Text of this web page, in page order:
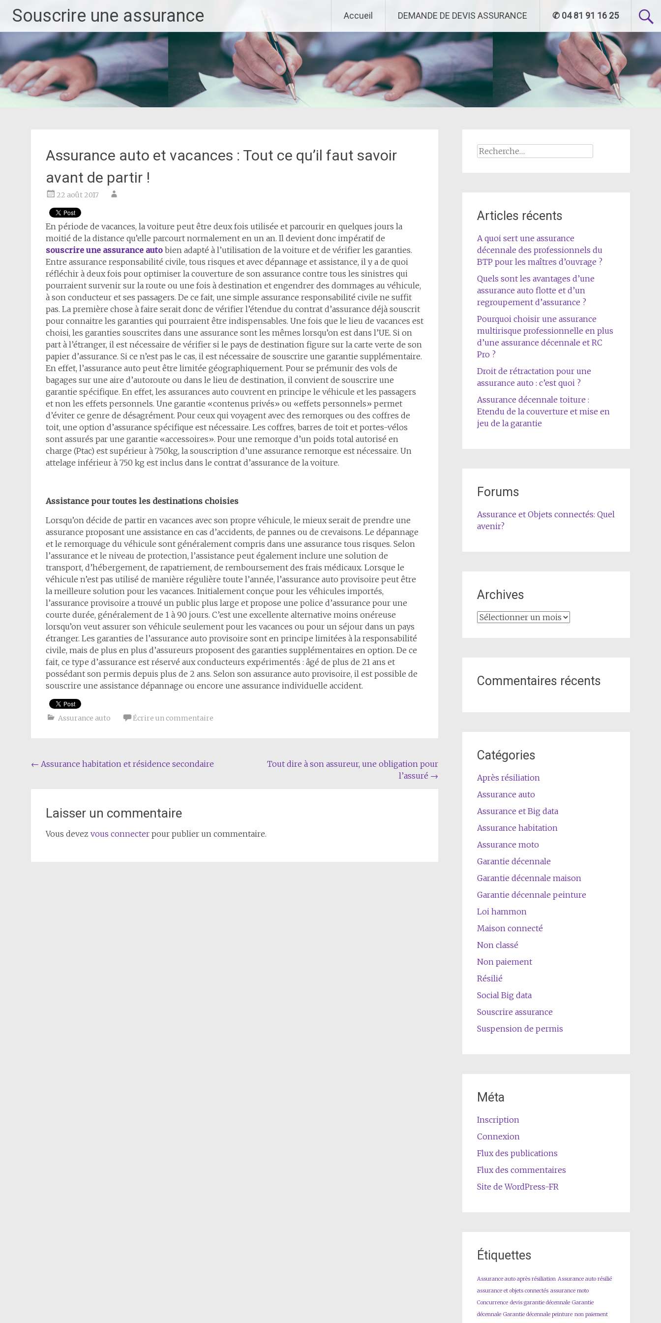
contenu
principal
Souscrire une assurance Accueil DEMANDE DE DEVIS ASSURANCE ✆ 04 81 91 16 25
Assurance auto et vacances : Tout ce qu’il faut savoir
avant de partir !
22 août 2017
En période de vacances, la voiture peut être deux fois utilisée et parcourir en quelques jours la
moitié de la distance qu’elle parcourt normalement en un an. Il devient donc impératif de
souscrire une assurance auto bien adapté à l’utilisation de la voiture et de vérifier les garanties.
Entre assurance responsabilité civile, tous risques et avec dépannage et assistance, il y a de quoi
réfléchir à deux fois pour optimiser la couverture de son assurance contre tous les sinistres qui
pourraient survenir sur la route ou une fois à destination et engendrer des dommages au véhicule,
à son conducteur et ses passagers. De ce fait, une simple assurance responsabilité civile ne suffit
pas. La première chose à faire serait donc de vérifier l’étendue du contrat d’assurance déjà souscrit
pour connaitre les garanties qui pourraient être indispensables. Une fois que le lieu de vacances est
choisi, les garanties souscrites dans une assurance sont les mêmes lorsqu’on est dans l’UE. Si on
part à l’étranger, il est nécessaire de vérifier si le pays de destination figure sur la carte verte de son
papier d’assurance. Si ce n’est pas le cas, il est nécessaire de souscrire une garantie supplémentaire.
En effet, l’assurance auto peut être limitée géographiquement. Pour se prémunir des vols de
bagages sur une aire d’autoroute ou dans le lieu de destination, il convient de souscrire une
garantie spécifique. En effet, les assurances auto couvrent en principe le véhicule et les passagers
et non les effets personnels. Une garantie «contenus privés» ou «effets personnels» permet
d’éviter ce genre de désagrément. Pour ceux qui voyagent avec des remorques ou des coffres de
toit, une option d’assurance spécifique est nécessaire. Les coffres, barres de toit et portes-vélos
sont assurés par une garantie «accessoires». Pour une remorque d’un poids total autorisé en
charge (Ptac) est supérieur à 750kg, la souscription d’une assurance remorque est nécessaire. Un
attelage inférieur à 750 kg est inclus dans le contrat d’assurance de la voiture.
Assistance pour toutes les destinations choisies
Lorsqu’on décide de partir en vacances avec son propre véhicule, le mieux serait de prendre une
assurance proposant une assistance en cas d’accidents, de pannes ou de crevaisons. Le dépannage
et le remorquage du véhicule sont généralement compris dans une assurance tous risques. Selon
l’assurance et le niveau de protection, l’assistance peut également inclure une solution de
transport, d’hébergement, de rapatriement, de remboursement des frais médicaux. Lorsque le
véhicule n’est pas utilisé de manière régulière toute l’année, l’assurance auto provisoire peut être
la meilleure solution pour les vacances. Initialement conçue pour les véhicules importés,
l’assurance provisoire a trouvé un public plus large et propose une police d’assurance pour une
courte durée, généralement de 1 à 90 jours. C’est une excellente alternative moins onéreuse
lorsqu’on veut assurer son véhicule seulement pour les vacances ou pour un séjour dans un pays
étranger. Les garanties de l’assurance auto provisoire sont en principe limitées à la responsabilité
civile, mais de plus en plus d’assureurs proposent des garanties supplémentaires en option. De ce
fait, ce type d’assurance est réservé aux conducteurs expérimentés : âgé de plus de 21 ans et
possédant son permis depuis plus de 2 ans. Selon son assurance auto provisoire, il est possible de
souscrire une assistance dépannage ou encore une assurance individuelle accident.
Assurance auto Écrire un commentaire
Navigation
← Assurance habitation et résidence secondaire
Tout dire à son assureur, une obligation pour
l’assuré →
Laisser un commentaire
Vous devez vous connecter pour publier un commentaire.
Rechercher :
Articles récents
A quoi sert une assurance
décennale des professionnels du
BTP pour les maîtres d’ouvrage ?
Quels sont les avantages d’une
assurance auto flotte et d’un
regroupement d’assurance ?
Pourquoi choisir une assurance
multirisque professionnelle en plus
d’une assurance décennale et RC
Pro ?
Droit de rétractation pour une
assurance auto : c’est quoi ?
Assurance décennale toiture :
Etendu de la couverture et mise en
jeu de la garantie
Forums
Assurance et Objets connectés: Quel
avenir?
Archives
Archives
Commentaires récents
Catégories
Après résiliation
Assurance auto
Assurance et Big data
Assurance habitation
Assurance moto
Garantie décennale
Garantie décennale maison
Garantie décennale peinture
Loi hammon
Maison connecté
Non classé
Non paiement
Résilié
Social Big data
Souscrire assurance
Suspension de permis
Méta
Inscription
Connexion
Flux des publications
Flux des commentaires
Site de WordPress-FR
Étiquettes
Assurance auto après résiliation Assurance auto résilié
assurance et objets connectés assurance moto
Concurrence devis garantie décennale Garantie
décennale Garantie décennale peinture non paiement